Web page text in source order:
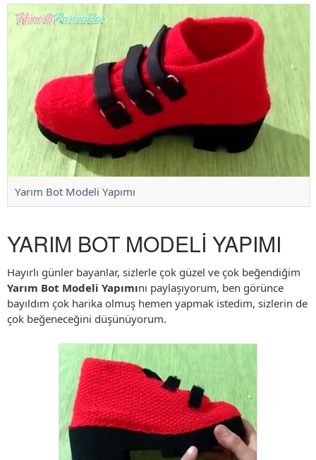
Yarım Bot Modeli Yapımı
YARIM BOT MODELİ YAPIMI
Hayırlı günler bayanlar, sizlerle çok güzel ve çok beğendiğim
Yarım Bot Modeli Yapımını paylaşıyorum, ben görünce
bayıldım çok harika olmuş hemen yapmak istedim, sizlerin de
çok beğeneceğini düşünüyorum.